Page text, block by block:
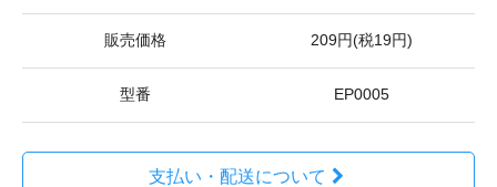
販売価格 209円(税19円)
型番 EP0005
支払い・配送について